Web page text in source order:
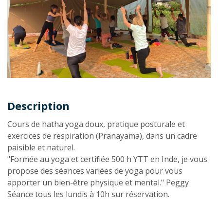
Description
Description
Cours de hatha yoga doux, pratique posturale et
exercices de respiration (Pranayama), dans un cadre
paisible et naturel.
"Formée au yoga et certifiée 500 h YTT en Inde, je vous
propose des séances variées de yoga pour vous
apporter un bien-être physique et mental." Peggy
Séance tous les lundis à 10h sur réservation.